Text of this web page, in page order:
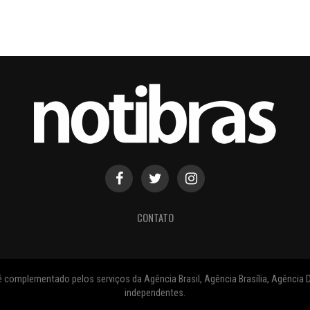
CONTATO
pelos serviços da Agência Brasil, Agência Brasília, Agência
independentes.